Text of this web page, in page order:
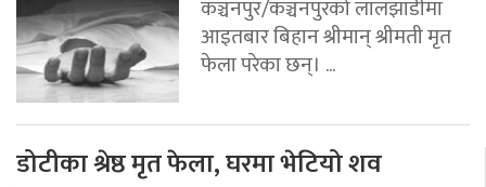
कञ्चनपुर/कञ्चनपुरको लालझाडीमा
आइतबार बिहान श्रीमान् श्रीमती मृत
फेला परेका छन्। ...
डोटीका श्रेष्ठ मृत फेला, घरमा भेटियो शव